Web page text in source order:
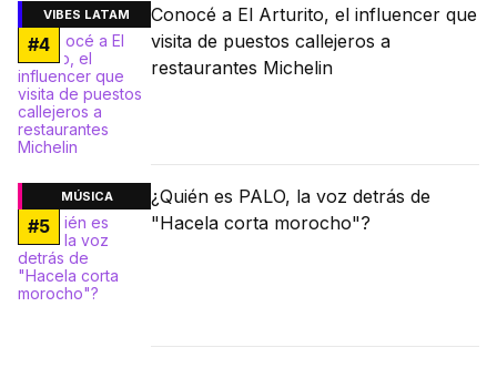
VIBES LATAM
#4
Conocé a El Arturito, el influencer que
visita de puestos callejeros a
restaurantes Michelin
MÚSICA
#5
¿Quién es PALO, la voz detrás de
"Hacela corta morocho"?